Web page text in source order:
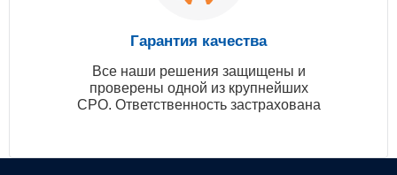
Гарантия качества
Все наши решения защищены и
проверены одной из крупнейших
СРО. Ответственность застрахована